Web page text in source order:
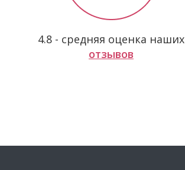
4.8 - средняя оценка наших
отзывов